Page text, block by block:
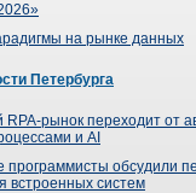
на рынке данных
Петербурга
RPA-рынок переходит от
и AI
программисты обсудили
встроенных систем